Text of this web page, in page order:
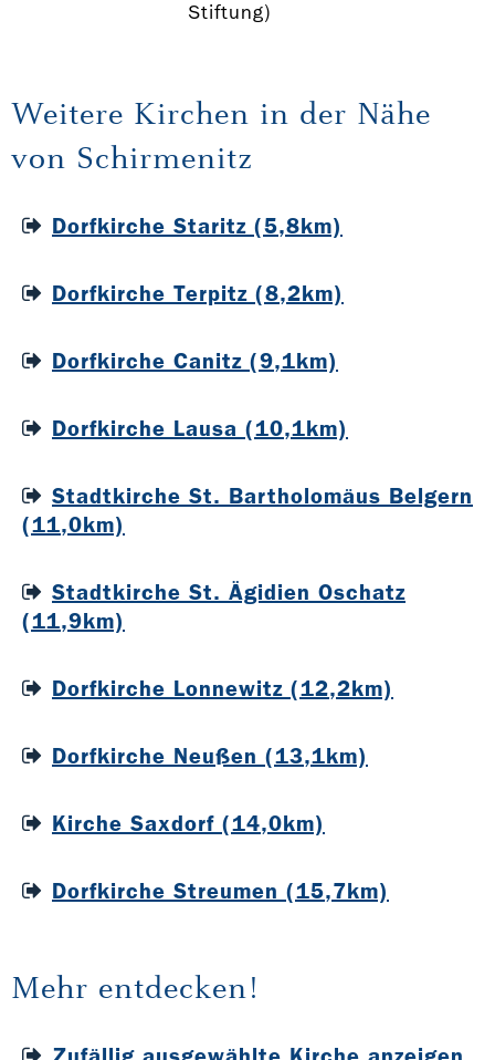
Stiftung)
Weitere Kirchen in der Nähe
von Schirmenitz
Dorfkirche Staritz (5,8km)
Dorfkirche Terpitz (8,2km)
Dorfkirche Canitz (9,1km)
Dorfkirche Lausa (10,1km)
Stadtkirche St. Bartholomäus Belgern
(11,0km)
Stadtkirche St. Ägidien Oschatz
(11,9km)
Dorfkirche Lonnewitz (12,2km)
Dorfkirche Neußen (13,1km)
Kirche Saxdorf (14,0km)
Dorfkirche Streumen (15,7km)
Mehr entdecken!